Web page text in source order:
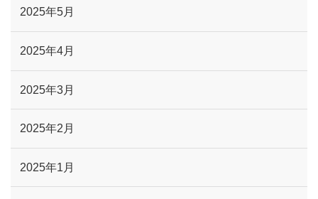
2025年5月
2025年4月
2025年3月
2025年2月
2025年1月